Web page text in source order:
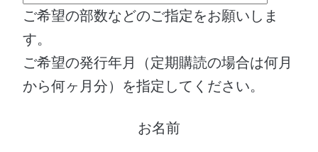
ご希望の部数などのご指定をお願いしま
す。
ご希望の発行年月（定期購読の場合は何月
から何ヶ月分）を指定してください。
お名前